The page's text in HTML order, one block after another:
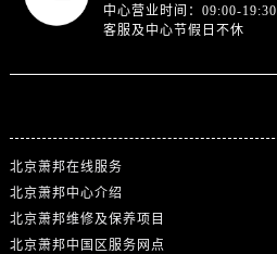
中心营业时间：09:00-19:30
客服及中心节假日不休
北京萧邦在线服务
北京萧邦中心介绍
北京萧邦维修及保养项目
北京萧邦中国区服务网点